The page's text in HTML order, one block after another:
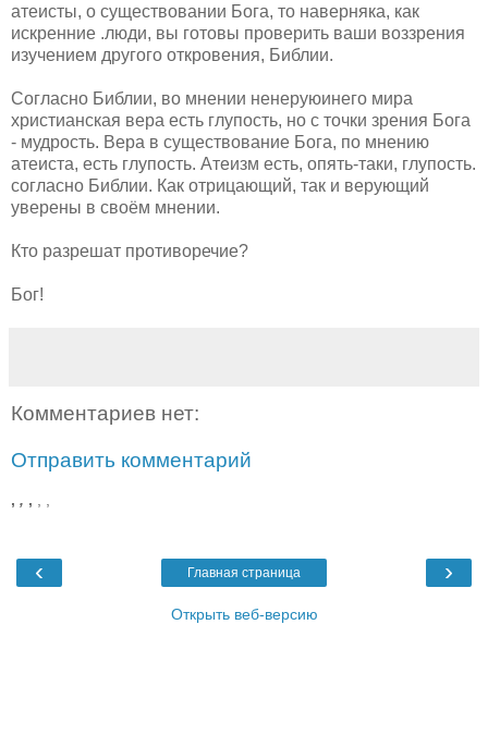
атеисты, о существовании Бога, то наверняка, как
искренние .люди, вы готовы проверить ваши воззрения
изучением другого откровения, Библии.
Согласно Библии, во мнении ненеруюинего мира
христианская вера есть глупость, но с точки зрения Бога
- мудрость. Вера в существование Бога, по мнению
атеиста, есть глупость. Атеизм есть, опять-таки, глупость.
согласно Библии. Как отрицающий, так и верующий
уверены в своём мнении.
Кто разрешат противоречие?
Бог!
Комментариев нет:
Отправить комментарий
, , ,
‹ ›
Главная страница
Открыть веб-версию